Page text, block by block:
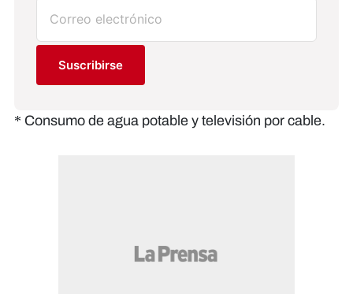
Suscribirse
* Consumo de agua potable y televisión por cable.